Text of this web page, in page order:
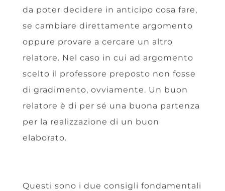
da poter decidere in anticipo cosa fare,
se cambiare direttamente argomento
oppure provare a cercare un altro
relatore. Nel caso in cui ad argomento
scelto il professore preposto non fosse
di gradimento, ovviamente. Un buon
relatore è di per sé una buona partenza
per la realizzazione di un buon
elaborato.
Questi sono i due consigli fondamentali